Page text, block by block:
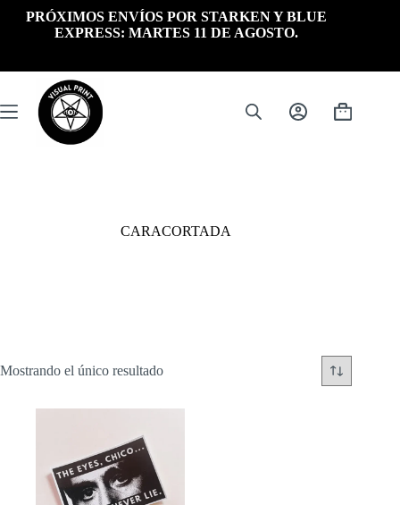
PRÓXIMOS ENVÍOS POR STARKEN Y BLUE
EXPRESS: MARTES 11 DE AGOSTO.
Carrito
CARACORTADA
Mostrando el único resultado